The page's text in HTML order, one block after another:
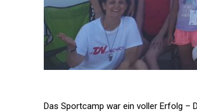
Das Sportcamp war ein voller Erfolg –